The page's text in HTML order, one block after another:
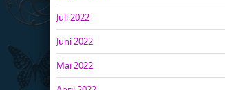
Juli 2022
Juni 2022
Mai 2022